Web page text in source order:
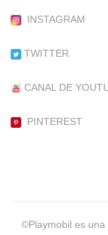
INSTAGRAM
TWITTER
CANAL DE
PINTEREST
©Playmobil es